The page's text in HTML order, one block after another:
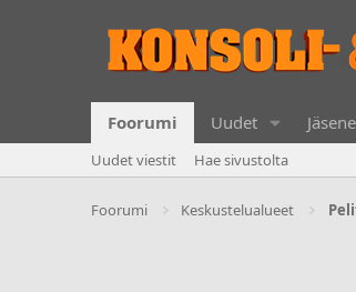
Foorumi Uudet
Uudet viestit Hae sivustolta
Foorumi Keskustelualueet